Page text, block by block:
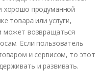
хорошо продуманной
товара или услуги,
может возвращаться
Если пользователь
и сервисом, то этот
и развивать.